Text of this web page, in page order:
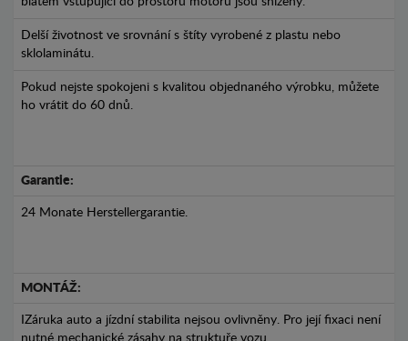
Delší životnost ve srovnání s štíty vyrobené z plastu nebo
sklolaminátu.
Pokud nejste spokojeni s kvalitou objednaného výrobku, můžete
ho vrátit do 60 dnů.
Garantie:
24 Monate Herstellergarantie.
MONTÁŽ:
IZáruka auto a jízdní stabilita nejsou ovlivněny. Pro její fixaci není